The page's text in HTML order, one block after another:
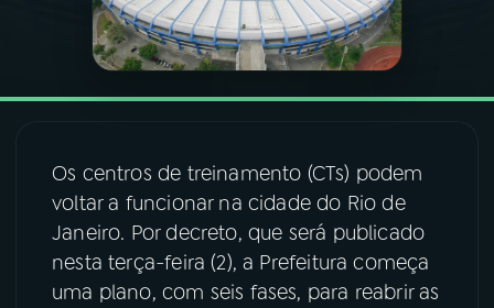
PROGRAMAS
06VIDEOCASTS
07 ÚLTIMAS
Os centros de treinamento (CTs) podem
voltar a funcionar na cidade do Rio de
Janeiro. Por decreto, que será publicado
nesta terça-feira (2), a Prefeitura começa
uma plano, com seis fases, para reabrir as